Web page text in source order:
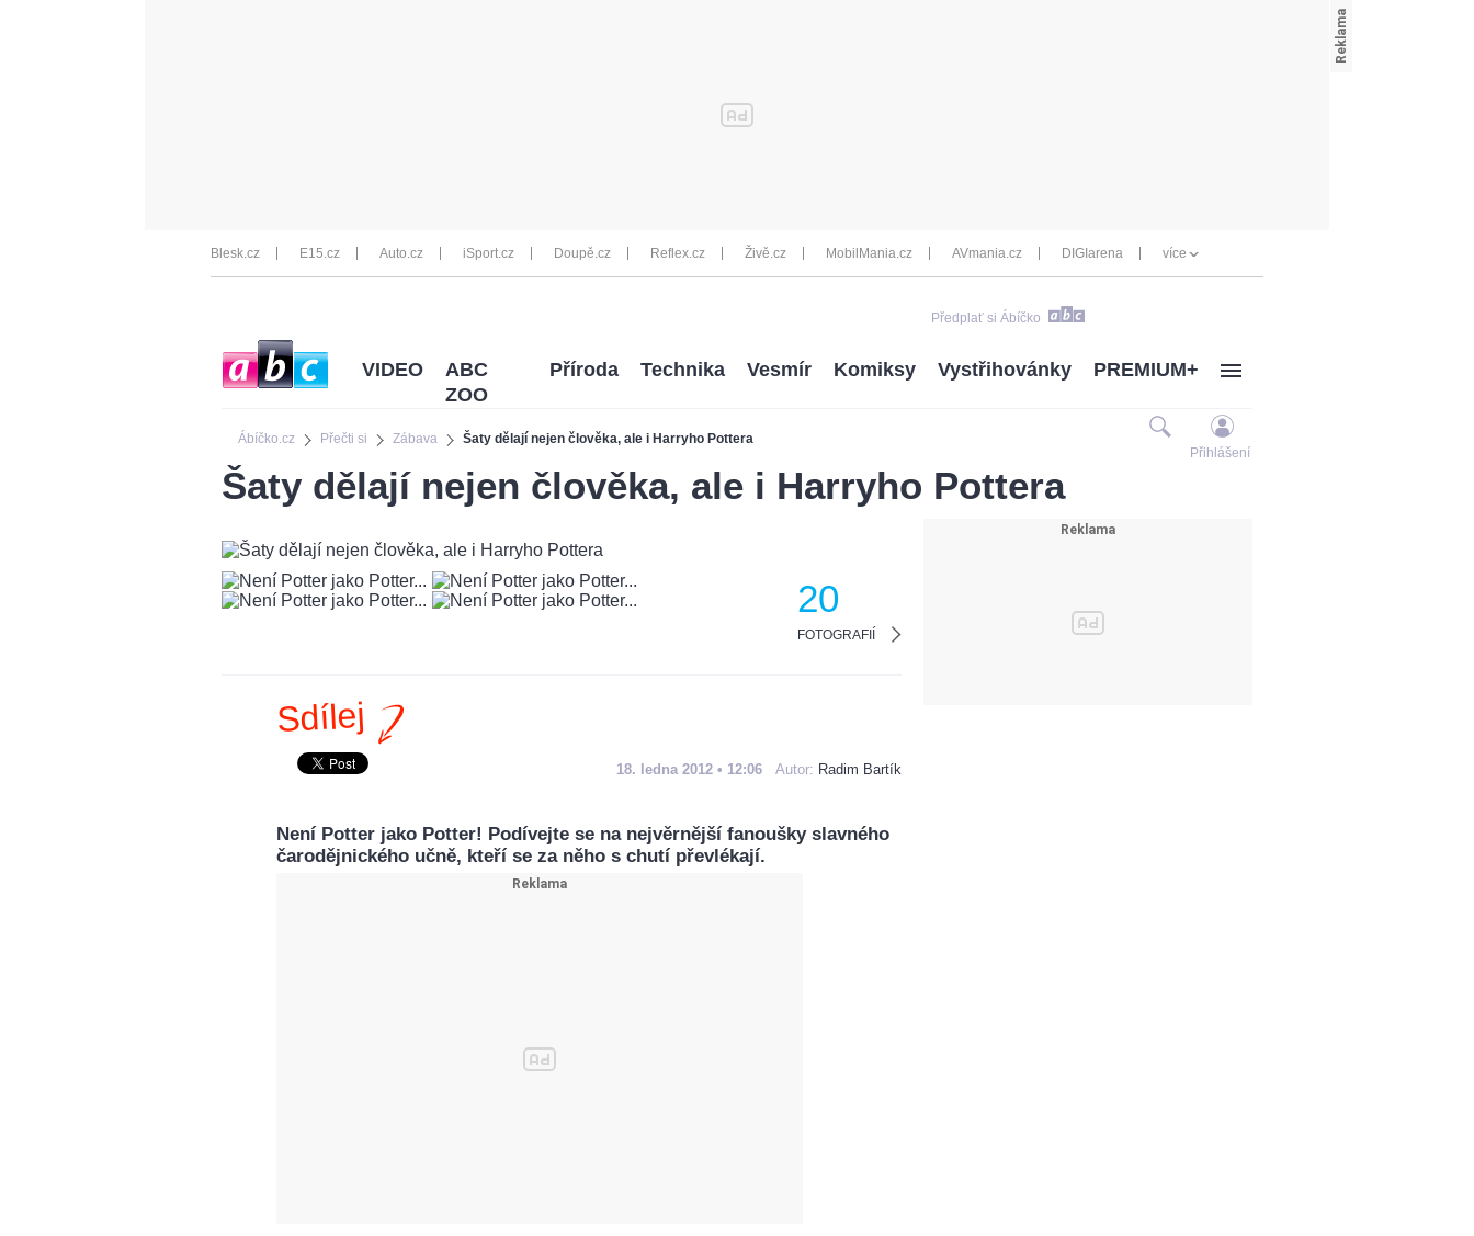
Blesk.cz E15.cz Auto.cz iSport.cz Doupě.cz Reflex.cz Živě.cz MobilMania.cz AVmania.cz DIGIarena více
Předplať si Ábíčko
Ábíčko.cz Přečti si Zábava Šaty dělají nejen člověka, ale i Harryho Pottera
VIDEO
ABC
ZOO
Příroda Technika Vesmír Komiksy Vystřihovánky PREMIUM+
Přihlášení
Šaty dělají nejen člověka, ale i Harryho Pottera
20
FOTOGRAFIÍ
Sdílej
18. ledna 2012 • 12:06 Autor: Radim Bartík
Není Potter jako Potter! Podívejte se na nejvěrnější fanoušky slavného
čarodějnického učně, kteří se za něho s chutí převlékají.